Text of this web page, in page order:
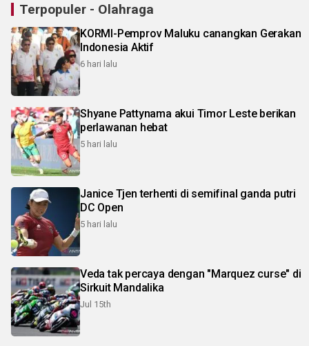
Terpopuler - Olahraga
KORMI-Pemprov Maluku canangkan Gerakan
Indonesia Aktif
6 hari lalu
Shyane Pattynama akui Timor Leste berikan
perlawanan hebat
5 hari lalu
Janice Tjen terhenti di semifinal ganda putri
DC Open
5 hari lalu
Veda tak percaya dengan "Marquez curse" di
Sirkuit Mandalika
Jul 15th